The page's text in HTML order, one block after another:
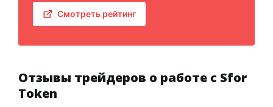
Смотреть рейтинг
Отзывы трейдеров о работе с Sfor
Token